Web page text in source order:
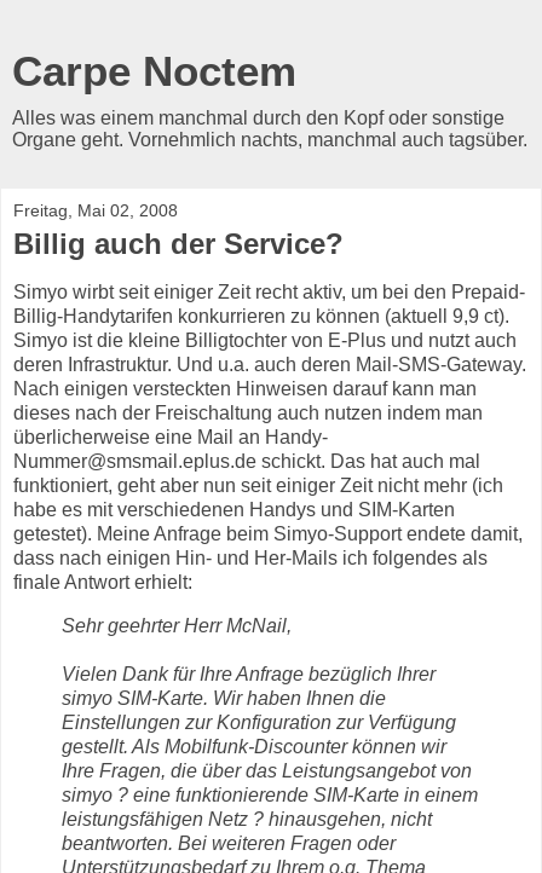
Carpe Noctem
Alles was einem manchmal durch den Kopf oder sonstige
Organe geht. Vornehmlich nachts, manchmal auch tagsüber.
Freitag, Mai 02, 2008
Billig auch der Service?
Simyo wirbt seit einiger Zeit recht aktiv, um bei den Prepaid-
Billig-Handytarifen konkurrieren zu können (aktuell 9,9 ct).
Simyo ist die kleine Billigtochter von E-Plus und nutzt auch
deren Infrastruktur. Und u.a. auch deren Mail-SMS-Gateway.
Nach einigen versteckten Hinweisen darauf kann man
dieses nach der Freischaltung auch nutzen indem man
überlicherweise eine Mail an Handy-
Nummer@smsmail.eplus.de schickt. Das hat auch mal
funktioniert, geht aber nun seit einiger Zeit nicht mehr (ich
habe es mit verschiedenen Handys und SIM-Karten
getestet). Meine Anfrage beim Simyo-Support endete damit,
dass nach einigen Hin- und Her-Mails ich folgendes als
finale Antwort erhielt:
Sehr geehrter Herr McNail,
Vielen Dank für Ihre Anfrage bezüglich Ihrer
simyo SIM-Karte. Wir haben Ihnen die
Einstellungen zur Konfiguration zur Verfügung
gestellt. Als Mobilfunk-Discounter können wir
Ihre Fragen, die über das Leistungsangebot von
simyo ? eine funktionierende SIM-Karte in einem
leistungsfähigen Netz ? hinausgehen, nicht
beantworten. Bei weiteren Fragen oder
Unterstützungsbedarf zu Ihrem o.g. Thema